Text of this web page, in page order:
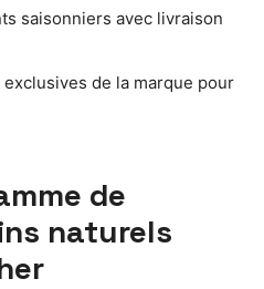
saisonniers avec livraison
de la marque pour
de
naturels